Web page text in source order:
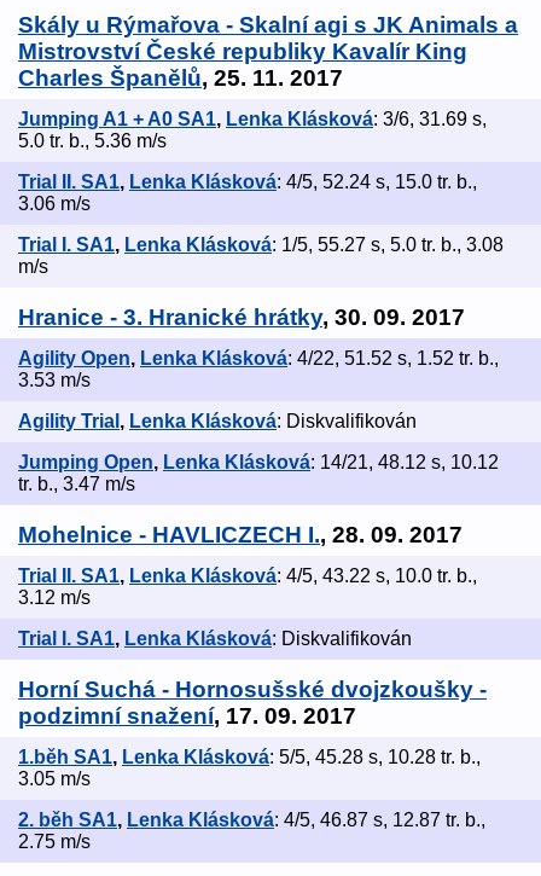
Skály u Rýmařova - Skalní agi s JK Animals a
Mistrovství České republiky Kavalír King
Charles Španělů, 25. 11. 2017
Jumping A1 + A0 SA1, Lenka Klásková: 3/6, 31.69 s,
5.0 tr. b., 5.36 m/s
Trial II. SA1, Lenka Klásková: 4/5, 52.24 s, 15.0 tr. b.,
3.06 m/s
Trial I. SA1, Lenka Klásková: 1/5, 55.27 s, 5.0 tr. b., 3.08
m/s
Hranice - 3. Hranické hrátky, 30. 09. 2017
Agility Open, Lenka Klásková: 4/22, 51.52 s, 1.52 tr. b.,
3.53 m/s
Agility Trial , Lenka Klásková: Diskvalifikován
Jumping Open, Lenka Klásková: 14/21, 48.12 s, 10.12
tr. b., 3.47 m/s
Mohelnice - HAVLICZECH I., 28. 09. 2017
Trial II. SA1, Lenka Klásková: 4/5, 43.22 s, 10.0 tr. b.,
3.12 m/s
Trial I. SA1, Lenka Klásková: Diskvalifikován
Horní Suchá - Hornosušské dvojzkoušky -
podzimní snažení, 17. 09. 2017
1.běh SA1, Lenka Klásková: 5/5, 45.28 s, 10.28 tr. b.,
3.05 m/s
2. běh SA1, Lenka Klásková: 4/5, 46.87 s, 12.87 tr. b.,
2.75 m/s